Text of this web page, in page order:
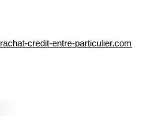
rachat-credit-entre-particulier.com